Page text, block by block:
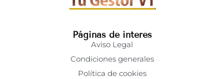
Páginas de interés
Aviso Legal
Condiciones generales
Política de cookies